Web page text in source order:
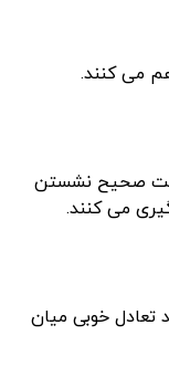
می کنند.
صحیح نشستن
می کنند.
خوبی میان